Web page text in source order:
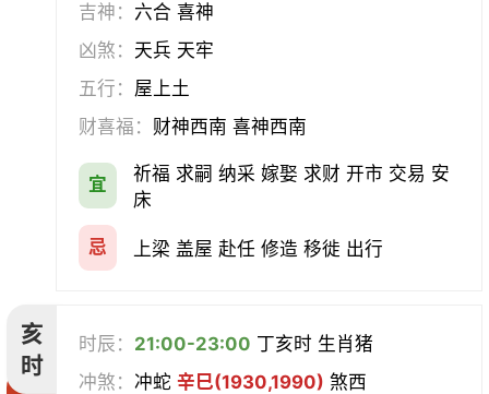
吉神： 六合 喜神
凶煞： 天兵 天牢
五行： 屋上土
财喜福： 财神西南 喜神西南
宜
祈福 求嗣 纳采 嫁娶 求财 开市 交易 安
床
忌 上梁 盖屋 赴任 修造 移徙 出行
亥
时
时辰： 21:00-23:00 丁亥时 生肖猪
冲煞：冲蛇辛巳(1930,1990) 煞西